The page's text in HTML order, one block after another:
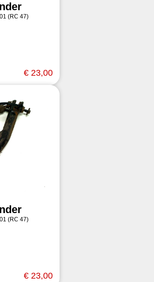
(RC 47)
€ 23,00
(RC 47)
€ 23,00